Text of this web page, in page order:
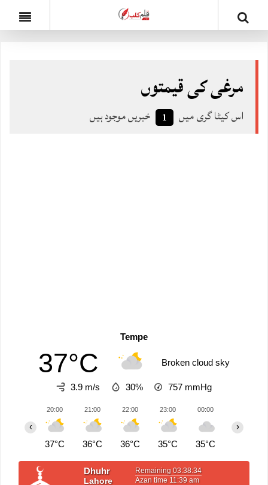
مرغی کی قیمتوں
اس کیٹا گری میں 1 خبریں موجود ہیں
Tempe
37°C Broken cloud sky
3.9 m/s 30% 757 mmHg
20:00
37°C
21:00
36°C
22:00
36°C
23:00
35°C
00:00
35°C
‹ ›